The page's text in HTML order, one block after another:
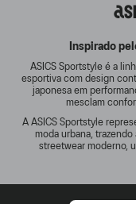
Inspirado
ASICS Sportstyle é a
esportiva com design
japonesa em
mesclam
A ASICS Sportstyle
moda urbana,
streetwear moderno,